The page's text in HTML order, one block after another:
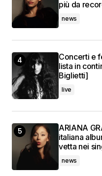
più da
news
Concerti e
lista in
Biglietti]
live
ARIANA
italiana
vetta nei
news